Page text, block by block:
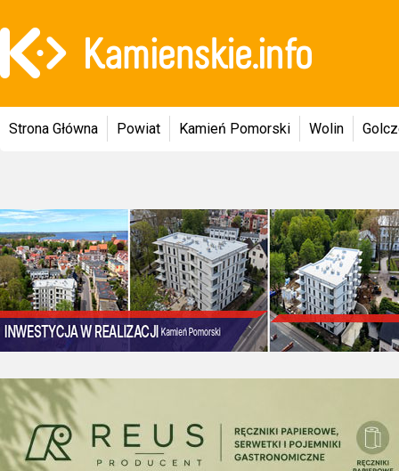
Strona Główna Powiat Kamień Pomorski Wolin